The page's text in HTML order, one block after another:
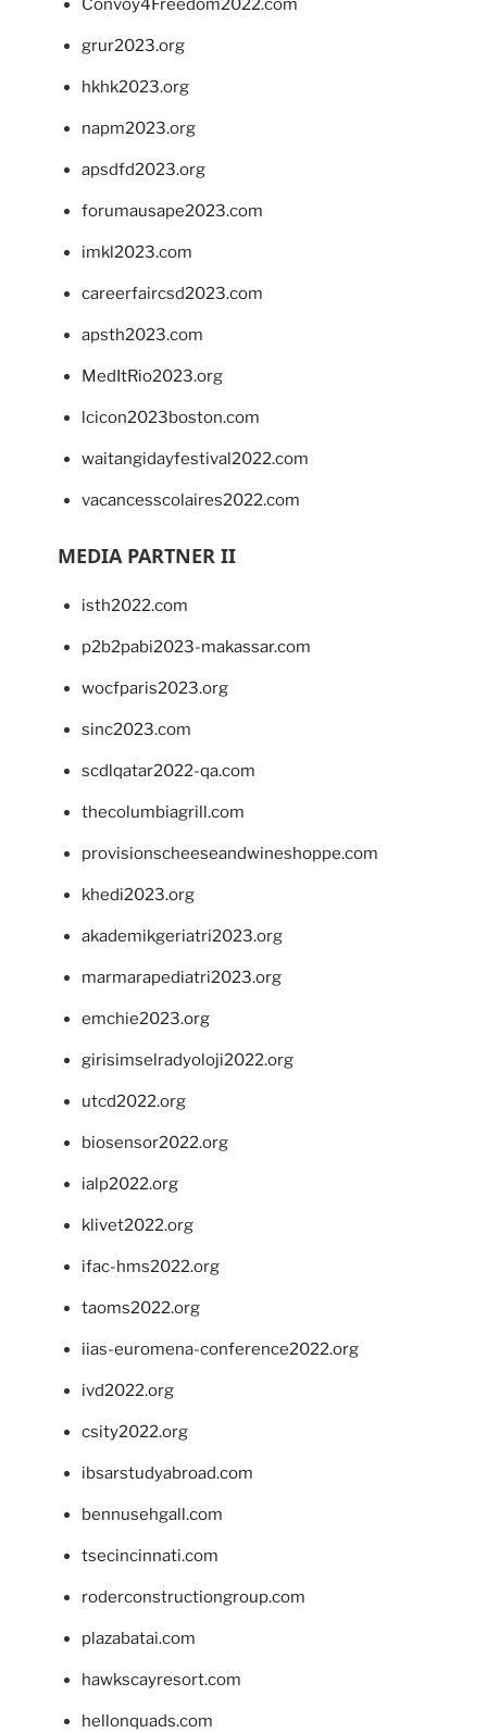
Convoy4Freedom2022.com
grur2023.org
hkhk2023.org
napm2023.org
apsdfd2023.org
forumausape2023.com
imkl2023.com
careerfaircsd2023.com
apsth2023.com
MedItRio2023.org
lcicon2023boston.com
waitangidayfestival2022.com
vacancesscolaires2022.com
MEDIA PARTNER II
isth2022.com
p2b2pabi2023-makassar.com
wocfparis2023.org
sinc2023.com
scdlqatar2022-qa.com
thecolumbiagrill.com
provisionscheeseandwineshoppe.com
khedi2023.org
akademikgeriatri2023.org
marmarapediatri2023.org
emchie2023.org
girisimselradyoloji2022.org
utcd2022.org
biosensor2022.org
ialp2022.org
klivet2022.org
ifac-hms2022.org
taoms2022.org
iias-euromena-conference2022.org
ivd2022.org
csity2022.org
ibsarstudyabroad.com
bennusehgall.com
tsecincinnati.com
roderconstructiongroup.com
plazabatai.com
hawkscayresort.com
hellonquads.com